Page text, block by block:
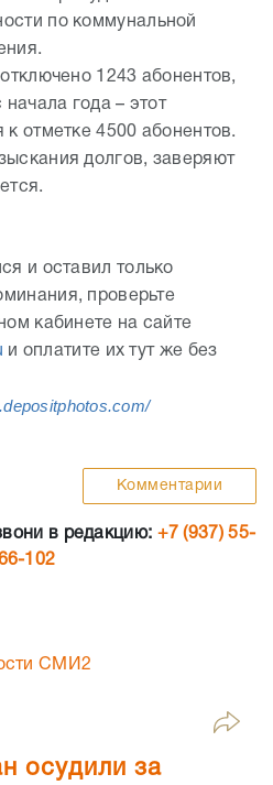
по коммунальной
1243 абонентов,
года – этот
к отметке 4500 абонентов.
долгов, заверяют
и оставил только
проверьте
кабинете на сайте
и оплатите их тут же без
Комментарии
в редакцию: +7 (937) 55-
102
СМИ2
осудили за